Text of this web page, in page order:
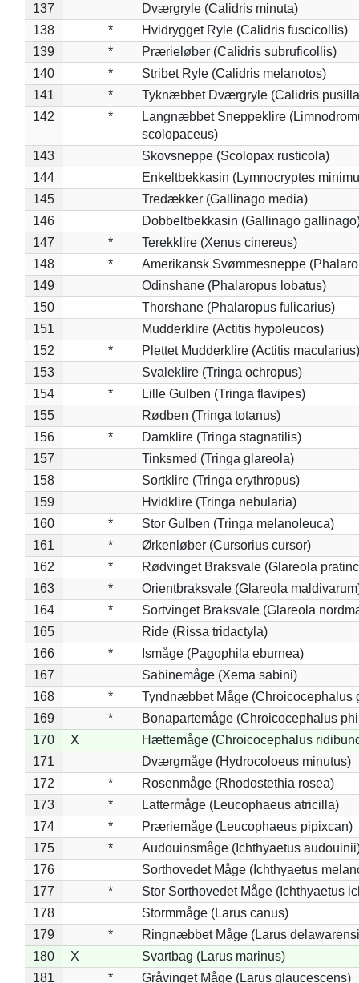
137
Dværgryle (Calidris minuta)
138
*
Hvidrygget Ryle (Calidris fuscicollis)
139
*
Prærieløber (Calidris subruficollis)
140
*
Stribet Ryle (Calidris melanotos)
141
*
Tyknæbbet Dværgryle (Calidris
142
*
Langnæbbet Sneppeklire
scolopaceus)
143
Skovsneppe (Scolopax rusticola)
144
Enkeltbekkasin (Lymnocryptes
145
Tredækker (Gallinago media)
146
Dobbeltbekkasin (Gallinago
147
*
Terekklire (Xenus cinereus)
148
*
Amerikansk Svømmesneppe
149
Odinshane (Phalaropus lobatus)
150
Thorshane (Phalaropus fulicarius)
151
Mudderklire (Actitis hypoleucos)
152
*
Plettet Mudderklire (Actitis macularius)
153
Svaleklire (Tringa ochropus)
154
*
Lille Gulben (Tringa flavipes)
155
Rødben (Tringa totanus)
156
*
Damklire (Tringa stagnatilis)
157
Tinksmed (Tringa glareola)
158
Sortklire (Tringa erythropus)
159
Hvidklire (Tringa nebularia)
160
*
Stor Gulben (Tringa melanoleuca)
161
*
Ørkenløber (Cursorius cursor)
162
*
Rødvinget Braksvale (Glareola
163
*
Orientbraksvale (Glareola
164
*
Sortvinget Braksvale (Glareola
165
Ride (Rissa tridactyla)
166
*
Ismåge (Pagophila eburnea)
167
Sabinemåge (Xema sabini)
168
*
Tyndnæbbet Måge (Chroicocephalus
169
*
Bonapartemåge (Chroicocephalus
170
X
Hættemåge (Chroicocephalus
171
Dværgmåge (Hydrocoloeus minutus)
172
*
Rosenmåge (Rhodostethia rosea)
173
*
Lattermåge (Leucophaeus atricilla)
174
*
Præriemåge (Leucophaeus pipixcan)
175
*
Audouinsmåge (Ichthyaetus
176
Sorthovedet Måge (Ichthyaetus
177
*
Stor Sorthovedet Måge (Ichthyaetus
178
Stormmåge (Larus canus)
179
*
Ringnæbbet Måge (Larus
180
X
Svartbag (Larus marinus)
181
*
Gråvinget Måge (Larus glaucescens)